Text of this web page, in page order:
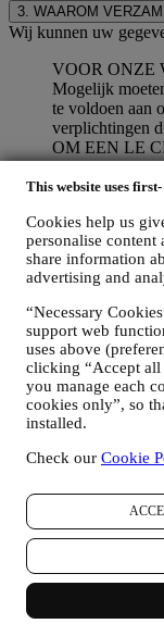
This website uses
Cookies help us
personalise content
share information
advertising and
“Necessary
support web
uses above
clicking “Accept all
you manage each
cookies only”, so
installed.
Check our Cookie
3. WAAROM
Wij kunnen uw
VOOR ONZE
Mogelijk
te voldoen aan
verplichtingen
OM EEN LE
We zullen uw
account aan te
genieten van
Elke
deze diensten
OM UW
TE LEVEREN
Wij zullen uw
relatie met u,
gebruik van de
of uw
administratieve
en controle,
veiligheid,
analyse. Af en
operationele
om u een
uw
beantwoorden